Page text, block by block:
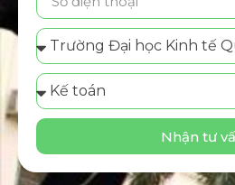
Nhận tư